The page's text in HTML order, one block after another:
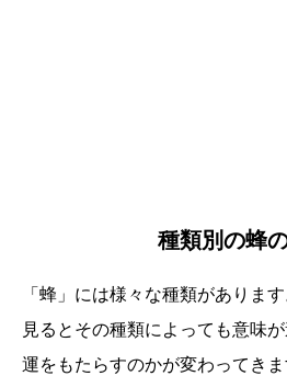
種類別の蜂
「蜂」には様々な種類がありま
見るとその種類によっても意味
運をもたらすのかが変わってき